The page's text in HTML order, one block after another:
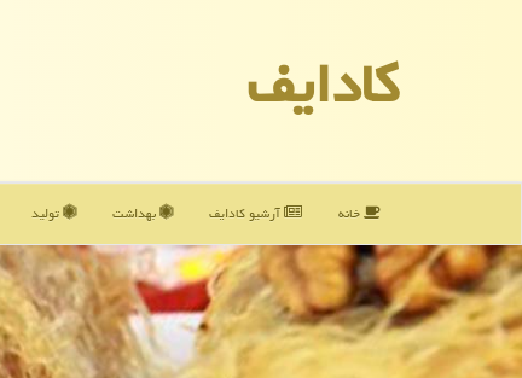
كادایف
خانه آرشیو كادایف بهداشت تولید